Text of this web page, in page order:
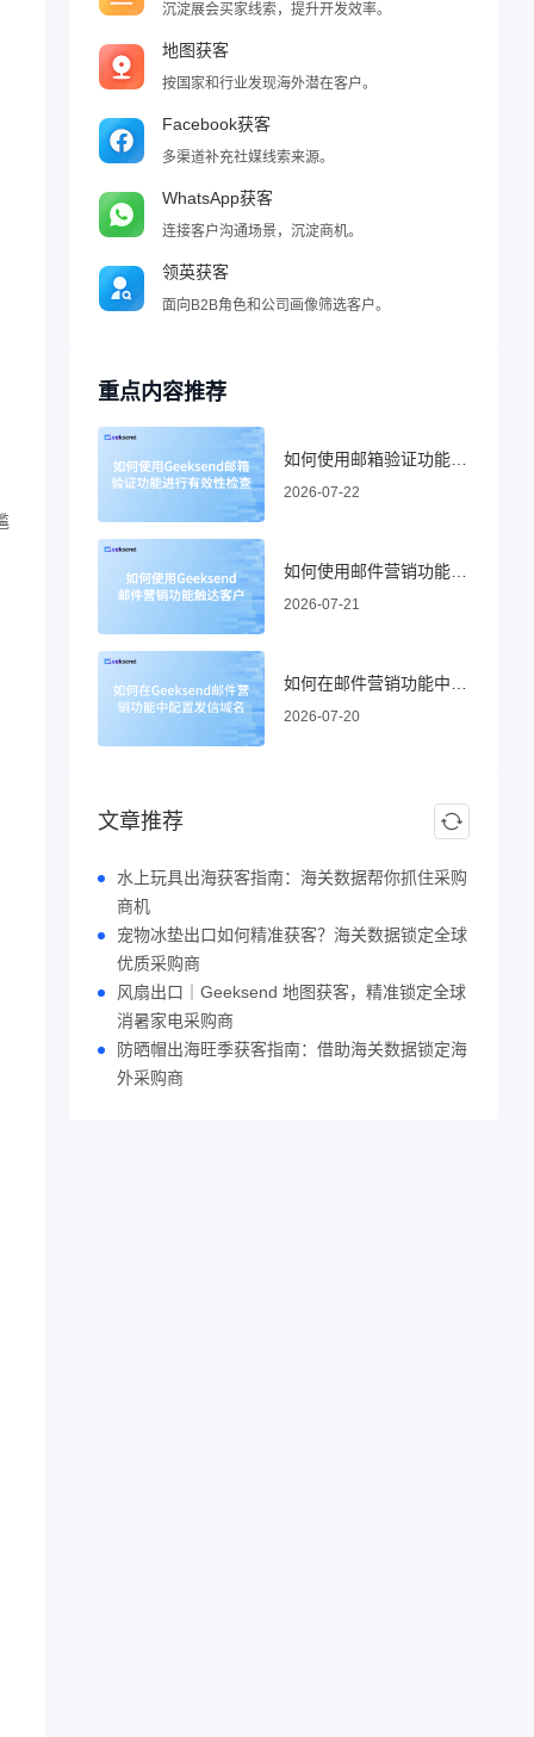
沉淀展会买家线索，提升开发效率。
地图获客
按国家和行业发现海外潜在客户。
Facebook获客
多渠道补充社媒线索来源。
WhatsApp获客
连接客户沟通场景，沉淀商机。
领英获客
面向B2B角色和公司画像筛选客户。
重点内容推荐
2026-07-22
2026-07-21
2026-07-20
文章推荐
水上玩具出海获客指南：海关数据帮你抓住采购
商机
宠物冰垫出口如何精准获客？海关数据锁定全球
优质采购商
风扇出口｜Geeksend 地图获客，精准锁定全球
消暑家电采购商
防晒帽出海旺季获客指南：借助海关数据锁定海
外采购商